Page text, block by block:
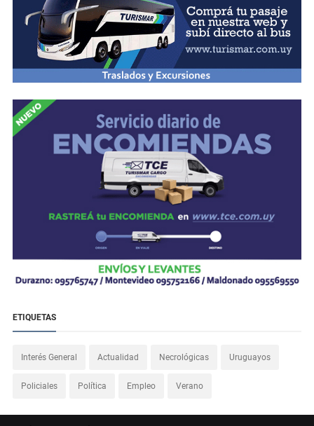
ETIQUETAS
Interés General Actualidad Necrológicas Uruguayos
Policiales Política Empleo Verano